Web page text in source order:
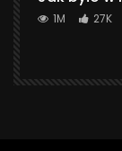
1M 27K